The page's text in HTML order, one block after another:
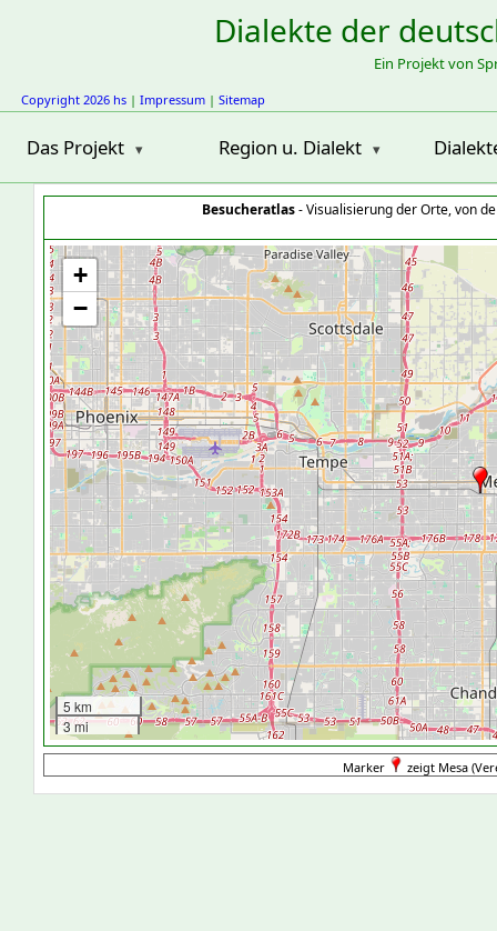
Dialekte der
Ein Projekt von
Copyright 2026 hs | Impressum | Sitemap
Das Projekt Region u. Dialekt
Besucheratlas- Visualisierung der Orte, von
+
−
5 km
3 mi
Marker zeigt Mesa